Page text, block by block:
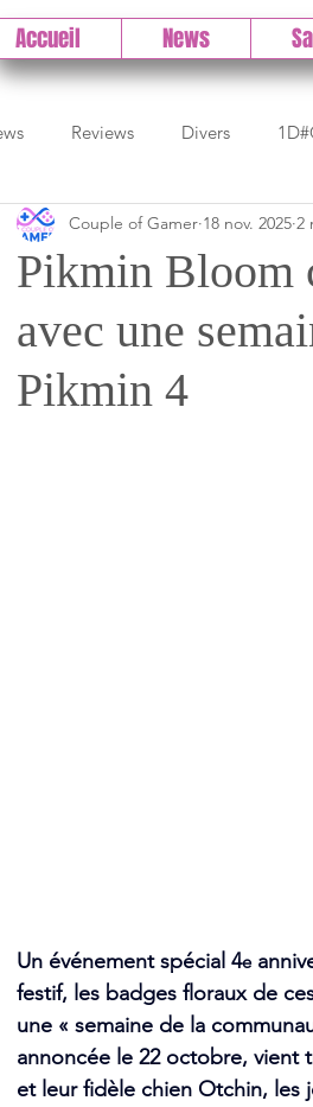
Accueil News
Reviews Divers
Previews Cloud Test
Paris Games Week Early Access
Pikmin Bloom
avec une
Pikmin 4
Couple of Gamer 18 nov. 2025 2
Un événement spécial 4e
festif, les badges floraux de
une « semaine de la
annoncée le 22 octobre, vient
et leur fidèle chien Otchin, les